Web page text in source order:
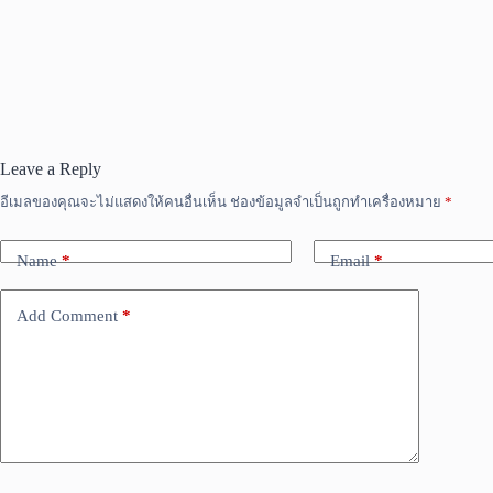
Leave a Reply
อีเมลของคุณจะไม่แสดงให้คนอื่นเห็น ช่องข้อมูลจำเป็นถูกทำเครื่องหมาย *
Name* Email*
Add Comment *